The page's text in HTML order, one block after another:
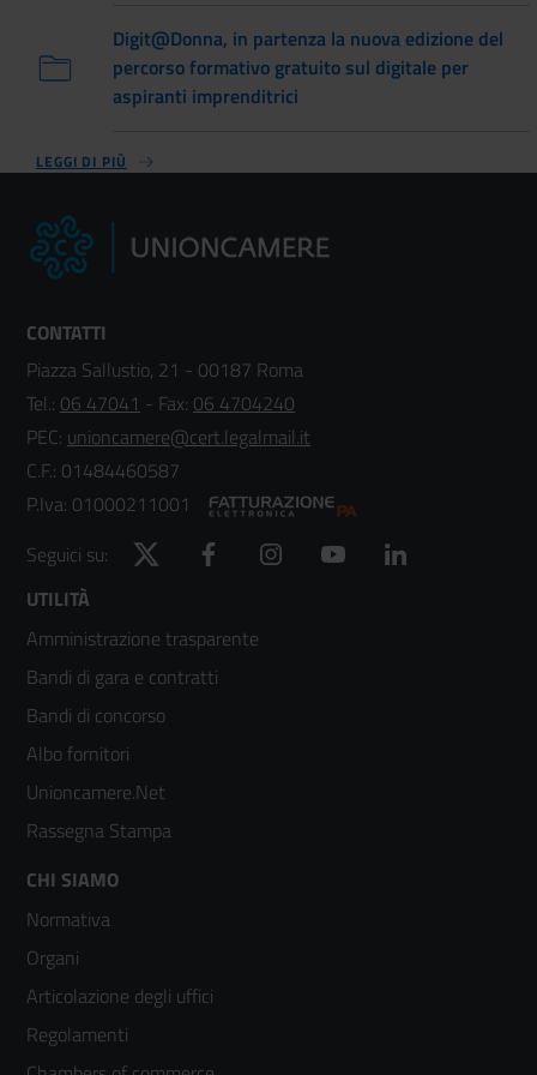
Digit@Donna, in partenza la nuova edizione del
percorso formativo gratuito sul digitale per
aspiranti imprenditrici
LEGGI DI PIÙ
CONTATTI
Piazza Sallustio, 21 - 00187 Roma
Tel.: 06 47041 - Fax: 06 4704240
PEC: unioncamere@cert.legalmail.it
C.F.: 01484460587
P.Iva: 01000211001
Seguici su:
Twitter Facebook Instagram YouTube
Footer
menù
colonna
2
UTILITÀ
Amministrazione trasparente
Bandi di gara e contratti
Bandi di concorso
Albo fornitori
Unioncamere.Net
Rassegna Stampa
Footer
menù
colonna
3
CHI SIAMO
Normativa
Organi
Articolazione degli uffici
Regolamenti